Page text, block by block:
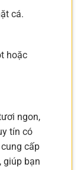
cá.
hoặc
ngon,
tín có
cấp
giúp bạn